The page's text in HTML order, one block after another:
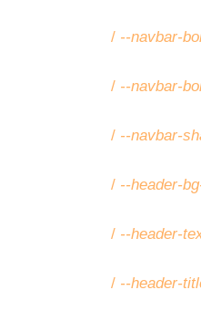
/ --navbar-
/ --navbar-
/ --navbar-
/ --header-
/ --header-
/ --header-